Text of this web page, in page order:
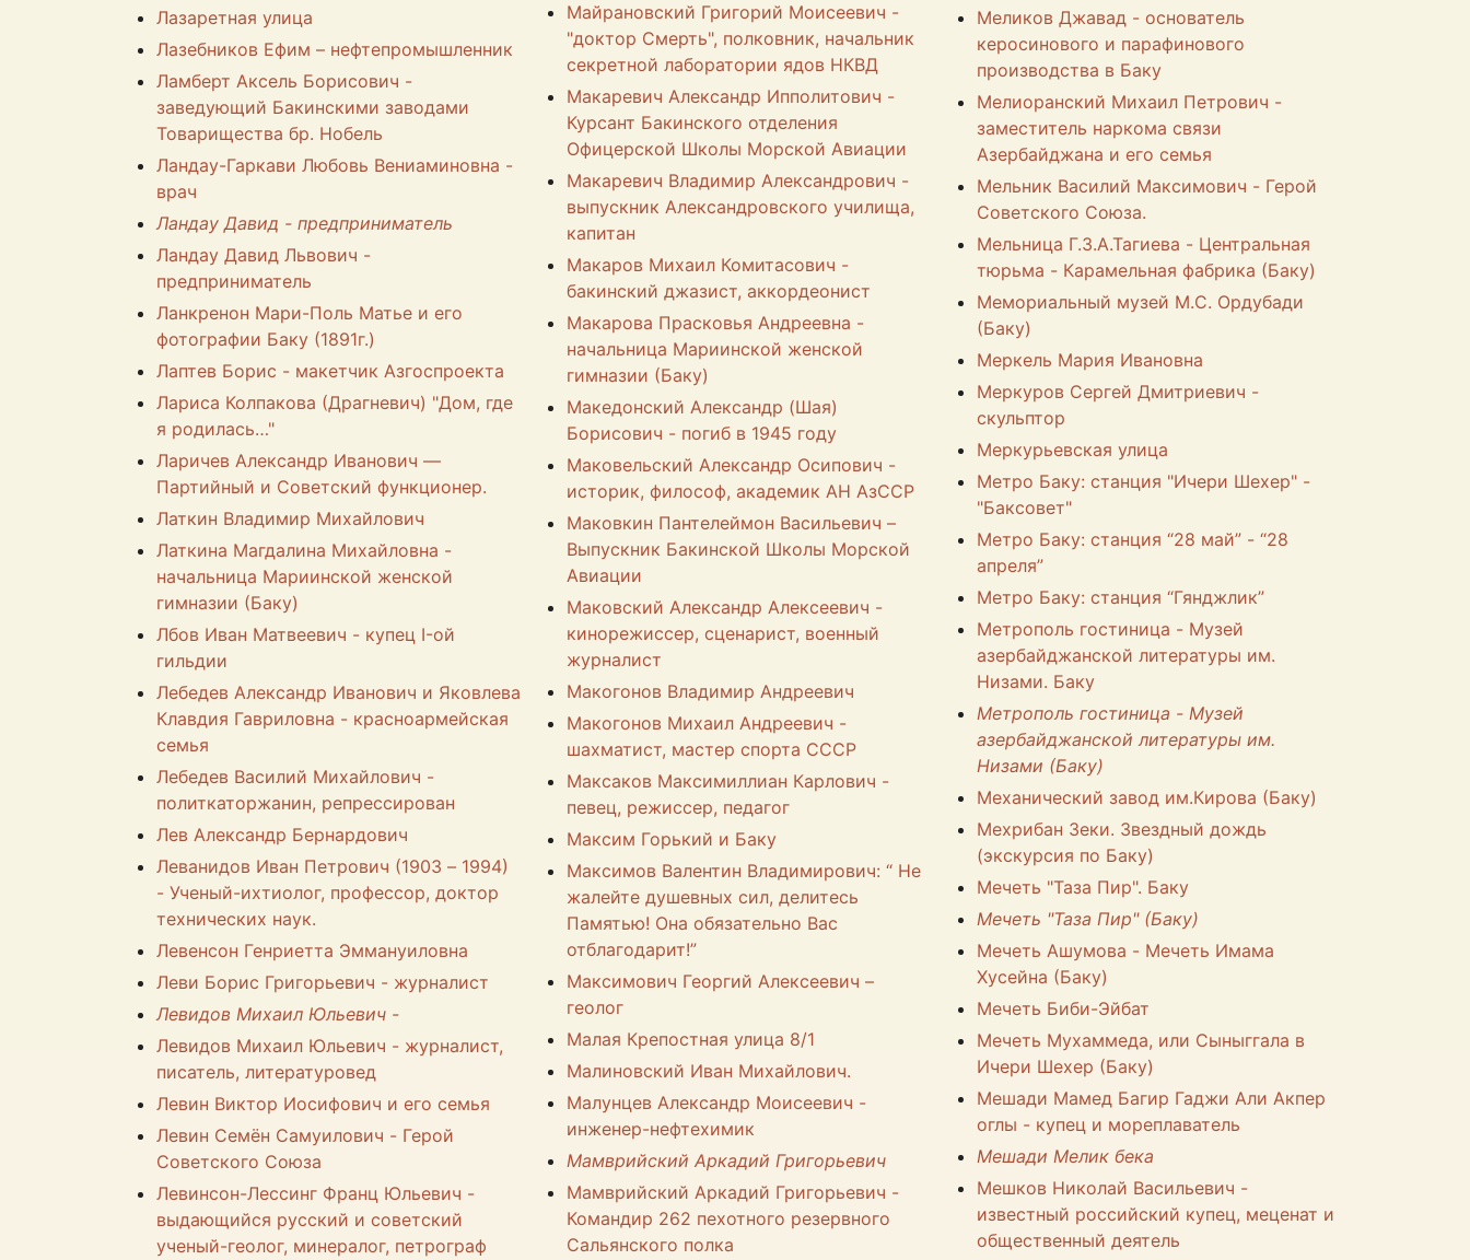
Лазаретная улица
Лазебников Ефим – нефтепромышленник
Ламберт Аксель Борисович -
заведующий Бакинскими заводами
Товарищества бр. Нобель
Ландау-Гаркави Любовь Вениаминовна -
врач
Ландау Давид - предприниматель
Ландау Давид Львович -
предприниматель
Ланкренон Мари-Поль Матье и его
фотографии Баку (1891г.)
Лаптев Борис - макетчик Азгоспроекта
Лариса Колпакова (Драгневич) "Дом, где
я родилась…"
Ларичев Александр Иванович —
Партийный и Советский функционер.
Латкин Владимир Михайлович
Латкина Магдалина Михайловна -
начальница Мариинской женской
гимназии (Баку)
Лбов Иван Матвеевич - купец I-ой
гильдии
Лебедев Александр Иванович и Яковлева
Клавдия Гавриловна - красноармейская
семья
Лебедев Василий Михайлович -
политкаторжанин, репрессирован
Лев Александр Бернардович
Леванидов Иван Петрович (1903 – 1994)
- Ученый-ихтиолог, профессор, доктор
технических наук.
Левенсон Генриетта Эммануиловна
Леви Борис Григорьевич - журналист
Левидов Михаил Юльевич -
Левидов Михаил Юльевич - журналист,
писатель, литературовед
Левин Виктор Иосифович и его семья
Левин Семён Самуилович - Герой
Советского Союза
Левинсон-Лессинг Франц Юльевич -
выдающийся русский и советский
ученый-геолог, минералог, петрограф
Майрановский Григорий Моисеевич -
"доктор Смерть", полковник, начальник
секретной лаборатории ядов НКВД
Макаревич Александр Ипполитович -
Курсант Бакинского отделения
Офицерской Школы Морской Авиации
Макаревич Владимир Александрович -
выпускник Александровского училища,
капитан
Макаров Михаил Комитасович -
бакинский джазист, аккордеонист
Макарова Прасковья Андреевна -
начальница Мариинской женской
гимназии (Баку)
Македонский Александр (Шая)
Борисович - погиб в 1945 году
Маковельский Александр Осипович -
историк, философ, академик АН АзССР
Маковкин Пантелеймон Васильевич –
Выпускник Бакинской Школы Морской
Авиации
Маковский Александр Алексеевич -
кинорежиссер, сценарист, военный
журналист
Макогонов Владимир Андреевич
Макогонов Михаил Андреевич -
шахматист, мастер спорта СССР
Максаков Максимиллиан Карлович -
певец, режиссер, педагог
Максим Горький и Баку
Максимов Валентин Владимирович: “ Не
жалейте душевных сил, делитесь
Памятью! Она обязательно Вас
отблагодарит!”
Максимович Георгий Алексеевич –
геолог
Малая Крепостная улица 8/1
Малиновский Иван Михайлович.
Малунцев Александр Моисеевич -
инженер-нефтехимик
Мамврийский Аркадий Григорьевич
Мамврийский Аркадий Григорьевич -
Командир 262 пехотного резервного
Сальянского полка
Меликов Джавад - основатель
керосинового и парафинового
производства в Баку
Мелиоранский Михаил Петрович -
заместитель наркома связи
Азербайджана и его семья
Мельник Василий Максимович - Герой
Советского Союза.
Мельница Г.З.А.Тагиева - Центральная
тюрьма - Карамельная фабрика (Баку)
Мемориальный музей М.С. Ордубади
(Баку)
Меркель Мария Ивановна
Меркуров Сергей Дмитриевич -
скульптор
Меркурьевская улица
Метро Баку: станция "Ичери Шехер" -
"Баксовет"
Метро Баку: станция “28 май” - “28
апреля”
Метро Баку: станция “Гянджлик”
Метрополь гостиница - Музей
азербайджанской литературы им.
Низами. Баку
Метрополь гостиница - Музей
азербайджанской литературы им.
Низами (Баку)
Механический завод им.Кирова (Баку)
Мехрибан Зеки. Звездный дождь
(экскурсия по Баку)
Мечеть "Таза Пир". Баку
Мечеть "Таза Пир" (Баку)
Мечеть Ашумова - Мечеть Имама
Хусейна (Баку)
Мечеть Биби-Эйбат
Мечеть Мухаммеда, или Сыныггала в
Ичери Шехер (Баку)
Мешади Мамед Багир Гаджи Али Акпер
оглы - купец и мореплаватель
Мешади Мелик бека
Мешков Николай Васильевич -
известный российский купец, меценат и
общественный деятель